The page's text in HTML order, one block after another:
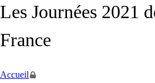
Les Journées 2021
France
Accueil